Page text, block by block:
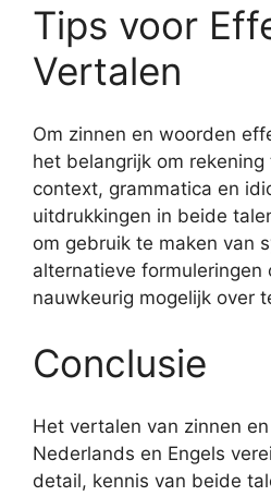
Tips voor
Vertalen
Om zinnen en woorden
het belangrijk om
context, grammatica en
uitdrukkingen in beide
om gebruik te maken van
alternatieve formuleringen
nauwkeurig mogelijk over
Conclusie
Het vertalen van zinnen
Nederlands en Engels
detail, kennis van beide